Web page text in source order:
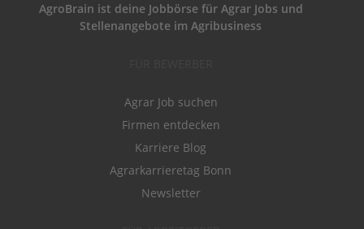
AgroBrain ist deine Jobbörse für Agrar Jobs und
Stellenangebote im Agribusiness
Agrar Job suchen
Firmen entdecken
Karriere Blog
Agrarkarrieretag Bonn
Newsletter